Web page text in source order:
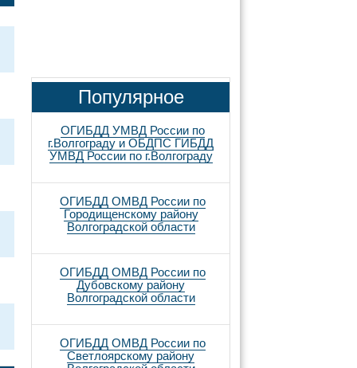
Популярное
ОГИБДД УМВД России по
г.Волгограду и ОБДПС ГИБДД
УМВД России по г.Волгограду
ОГИБДД ОМВД России по
Городищенскому району
Волгоградской области
ОГИБДД ОМВД России по
Дубовскому району
Волгоградской области
ОГИБДД ОМВД России по
Светлоярскому району